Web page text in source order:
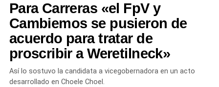
Para Carreras «el FpV y
Cambiemos se pusieron de
acuerdo para tratar de
proscribir a Weretilneck»
Así lo sostuvo la candidata a vicegobernadora en un acto
desarrollado en Choele Choel.